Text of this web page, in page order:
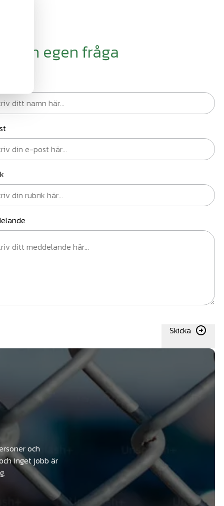
din egen fråga
Skicka
och
inget jobb är